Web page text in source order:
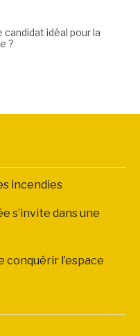
candidat idéal pour la
?
incendies
s’invite dans une
conquérir l’espace